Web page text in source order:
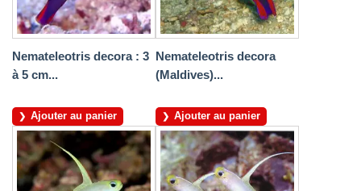
Nemateleotris decora : 3
à 5 cm...
Ajouter au panier
Nemateleotris decora
(Maldives)...
Ajouter au panier